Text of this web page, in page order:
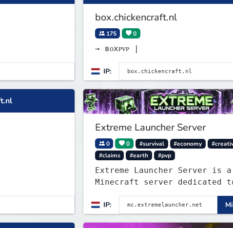
box.chickencraft.nl
175 0
→ ʙᴏxᴘᴠᴘ |
IP:
Extreme Launcher Server
0 0 #survival #economy
#claims
#earth #pvp
Extreme Launcher Server is a
Minecraft server dedicated
testing Minecraft clients,
to casual players and
alike.
IP: